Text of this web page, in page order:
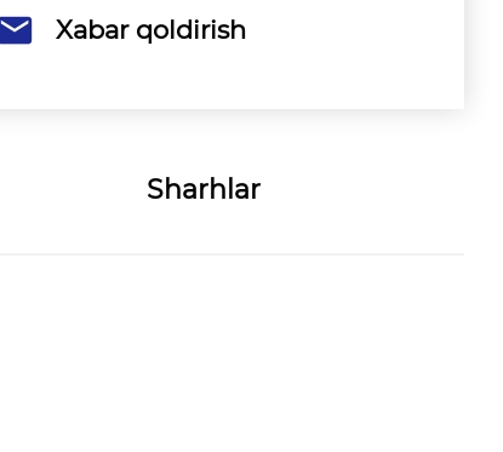
Xabar qoldirish
Sharhlar